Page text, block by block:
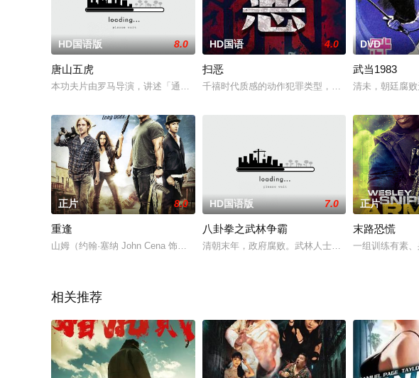
HD国语版 8.0
唐山五虎
本功夫片由罗马导演，讲述「通臂拳」第三代传人万天行(侯朝声饰)与三位门徒王福春(惠
HD国语 4.0
扫恶
千禧时代质感的动作犯罪类型，奇葩刑警队长与背
DVD
武当1983
清未，朝廷腐
正片 8.0
重逢
山姆（约翰·塞纳 John Cena 饰）和雷欧（伊桑·恩布里 Ethan Embry
HD国语版 7.0
八卦拳之武林争霸
清朝末年，政府腐败。武林人士多喜以武会友，希
正片
末路恐慌
一组训练有素
相关推荐